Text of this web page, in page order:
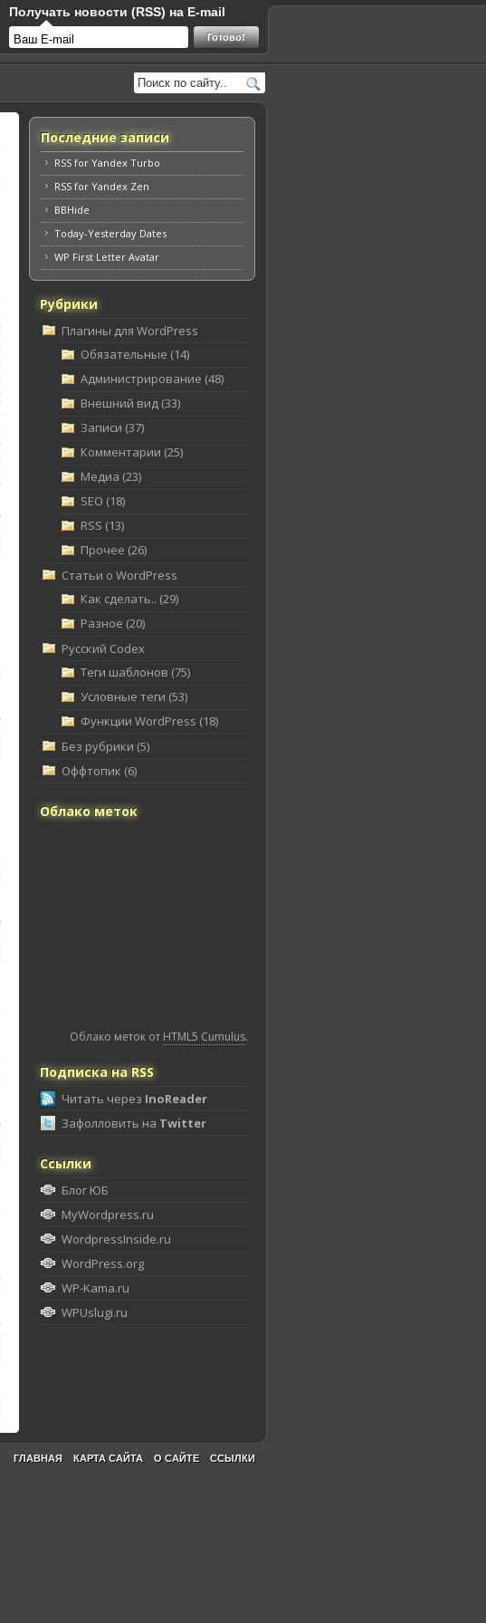
Получать новости (RSS) на E-mail
Последние записи
RSS for Yandex Turbo
RSS for Yandex Zen
BBHide
Today-Yesterday Dates
WP First Letter Avatar
Рубрики
Плагины для WordPress
Обязательные (14)
Администрирование (48)
Внешний вид (33)
Записи (37)
Комментарии (25)
Медиа (23)
SEO (18)
RSS (13)
Прочее (26)
Статьи о WordPress
Как сделать.. (29)
Разное (20)
Русский Codex
Теги шаблонов (75)
Условные теги (53)
Функции WordPress (18)
Без рубрики (5)
Оффтопик (6)
Облако меток
Облако меток от HTML5 Cumulus.
Подписка на RSS
Читать через InoReader
Зафолловить на Twitter
Ссылки
Блог ЮБ
MyWordpress.ru
WordpressInside.ru
WordPress.org
WP-Kama.ru
WPUslugi.ru
ГЛАВНАЯ КАРТА САЙТА О САЙТЕ ССЫЛКИ